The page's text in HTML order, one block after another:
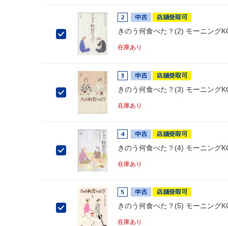
2 中古 店舗受取可
きのう何食べた？(2) モーニング
在庫あり
3 中古 店舗受取可
きのう何食べた？(3) モーニング
在庫あり
4 中古 店舗受取可
きのう何食べた？(4) モーニング
在庫あり
5 中古 店舗受取可
きのう何食べた？(5) モーニング
在庫あり